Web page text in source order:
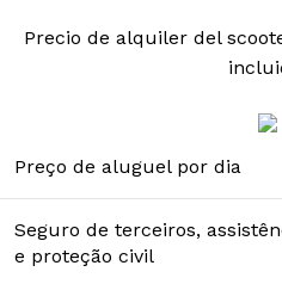
Precio de alquiler del
Preço de aluguel por dia
Seguro de terceiros,
e proteção civil